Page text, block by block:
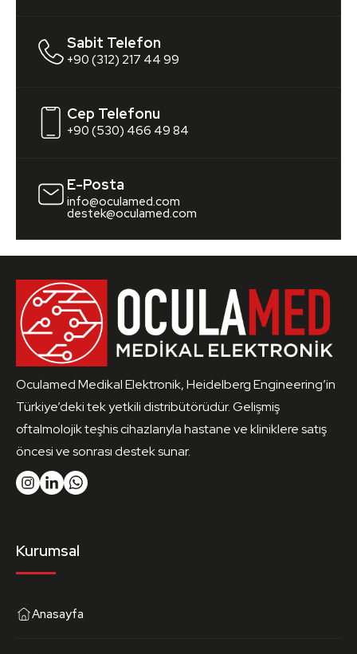
Sabit Telefon
+90 (312) 217 44 99
Cep Telefonu
+90 (530) 466 49 84
E-Posta
info@oculamed.com
destek@oculamed.com
Oculamed Medikal Elektronik, Heidelberg Engineering’in
Türkiye’deki tek yetkili distribütörüdür. Gelişmiş
oftalmolojik teşhis cihazlarıyla hastane ve kliniklere satış
öncesi ve sonrası destek sunar.
Kurumsal
Anasayfa